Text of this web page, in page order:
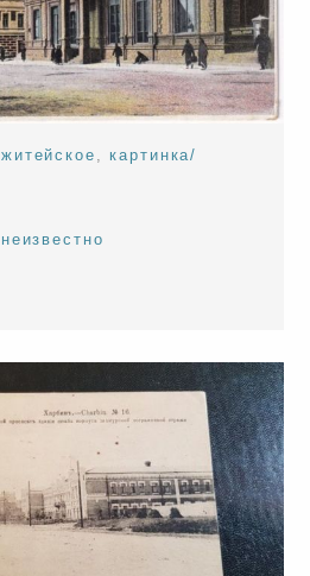
житейское ,картинка/
неизвестно